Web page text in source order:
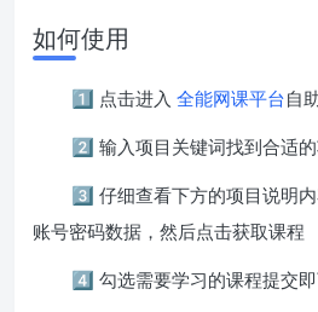
如何使用
1️⃣ 点击进入 全能网课平台自
2️⃣ 输入项目关键词找到合适的
3️⃣ 仔细查看下方的项目说明
账号密码数据，然后点击获取课程
4️⃣ 勾选需要学习的课程提交